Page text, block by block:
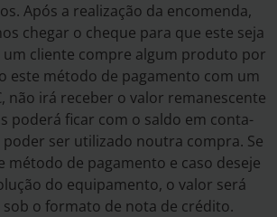
Após a realização da encomenda,
chegar o cheque para que este seja
um cliente compre algum produto por
este método de pagamento com um
não irá receber o valor remanescente
poderá ficar com o saldo em conta-
ser utilizado noutra compra. Se
método de pagamento e caso deseje
do equipamento, o valor será
sob o formato de nota de crédito.